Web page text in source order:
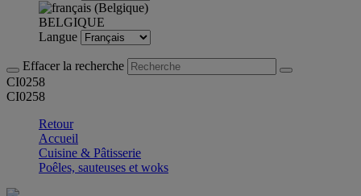
BELGIQUE
Langue
Effacer la recherche
CI0258
CI0258
Retour
Accueil
Cuisine & Pâtisserie
Poêles, sauteuses et woks